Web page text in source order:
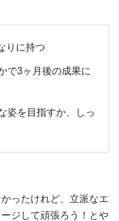
りに持つ
で3ヶ月後の成果に
姿を目指すか、しっ
ったけれど、立派なエ
ジして頑張ろう！とや